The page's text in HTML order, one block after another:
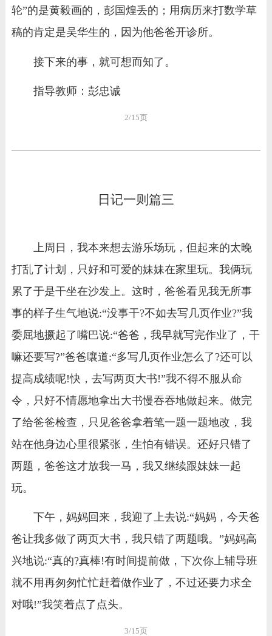
轮”的是黄毅画的，彭国煌丢的；用病历来打数学草
稿的肯定是吴华生的，因为他爸爸开诊所。
接下来的事，就可想而知了。
指导教师：彭忠诚
2/15页
日记一则篇三
上周日，我本来想去游乐场玩，但起来的太晚
打乱了计划，只好和可爱的妹妹在家里玩。我俩玩
累了于是干坐在沙发上。这时，爸爸看见我无所事
事的样子生气地说:“没事干?不如去写几页作业?”我
委屈地撅起了嘴巴说:“爸爸，我早就写完作业了，干
嘛还要写?”爸爸嚷道:“多写几页作业怎么了?还可以
提高成绩呢!快，去写两页大书!”我不得不服从命
令，只好不情愿地拿出大书慢吞吞地做起来。做完
了给爸爸检查，只见爸爸拿着笔一题一题地改，我
站在他身边心里很紧张，生怕有错误。还好只错了
两题，爸爸这才放我一马，我又继续跟妹妹一起
玩。
下午，妈妈回来，我迎了上去说:“妈妈，今天爸
爸让我多做了两页大书，我只错了两题哦。”妈妈高
兴地说:“真的?真棒!有时间提前做，下次你上辅导班
就不用再匆匆忙忙赶着做作业了，不过还要力求全
对哦!”我笑着点了点头。
3/15页